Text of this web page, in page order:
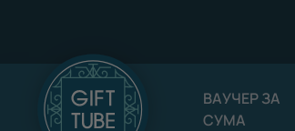
ВАУЧЕР ЗА
СУМА